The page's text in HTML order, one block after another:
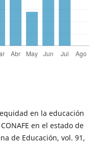
en la educación
en el estado de
de Educación, vol. 91,